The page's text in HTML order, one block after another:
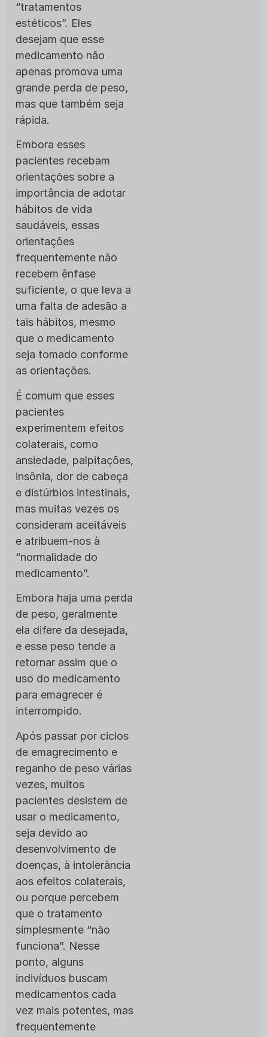
“tratamentos
estéticos”. Eles
desejam que esse
medicamento não
apenas promova uma
grande perda de peso,
mas que também seja
rápida.
Embora esses
pacientes recebam
orientações sobre a
importância de adotar
hábitos de vida
saudáveis, essas
orientações
frequentemente não
recebem ênfase
suficiente, o que leva a
uma falta de adesão a
tais hábitos, mesmo
que o medicamento
seja tomado conforme
as orientações.
É comum que esses
pacientes
experimentem efeitos
colaterais, como
ansiedade, palpitações,
insônia, dor de cabeça
e distúrbios intestinais,
mas muitas vezes os
consideram aceitáveis
e atribuem-nos à
“normalidade do
medicamento”.
Embora haja uma perda
de peso, geralmente
ela difere da desejada,
e esse peso tende a
retornar assim que o
uso do medicamento
para emagrecer é
interrompido.
Após passar por ciclos
de emagrecimento e
reganho de peso várias
vezes, muitos
pacientes desistem de
usar o medicamento,
seja devido ao
desenvolvimento de
doenças, à intolerância
aos efeitos colaterais,
ou porque percebem
que o tratamento
simplesmente “não
funciona”. Nesse
ponto, alguns
indivíduos buscam
medicamentos cada
vez mais potentes, mas
frequentemente